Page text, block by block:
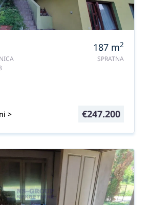
187 m2
SPRATNA
> €247.200